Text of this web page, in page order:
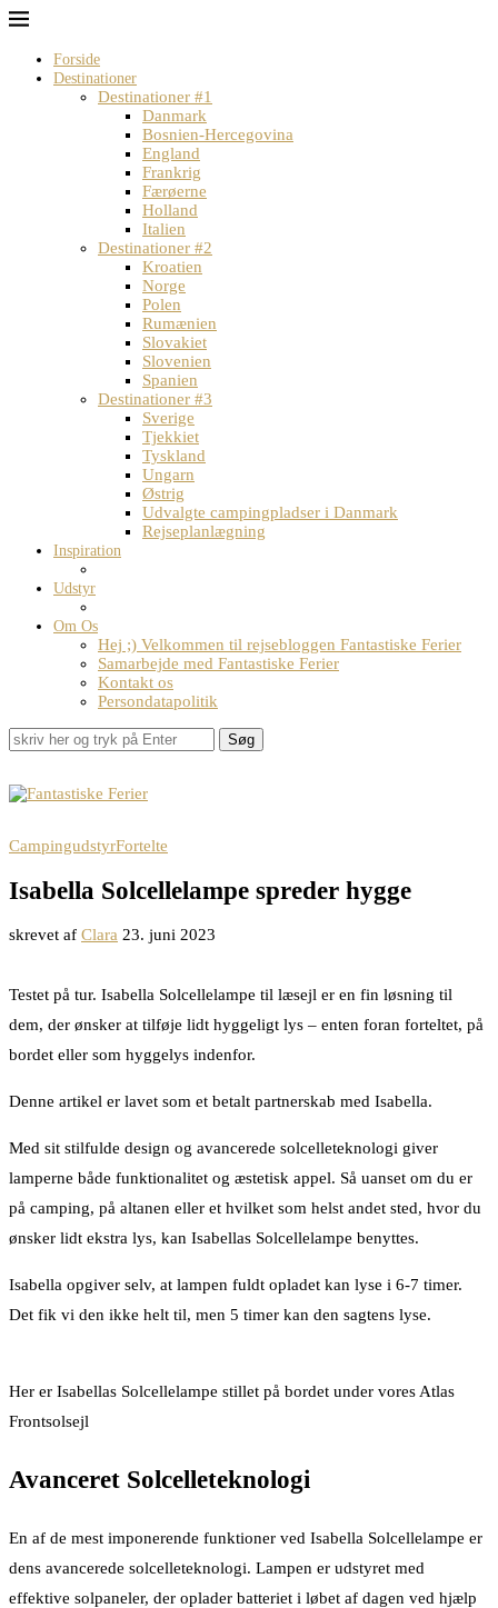
Forside
Destinationer
Destinationer #1
Danmark
Bosnien-Hercegovina
England
Frankrig
Færøerne
Holland
Italien
Destinationer #2
Kroatien
Norge
Polen
Rumænien
Slovakiet
Slovenien
Spanien
Destinationer #3
Sverige
Tjekkiet
Tyskland
Ungarn
Østrig
Udvalgte campingpladser i Danmark
Rejseplanlægning
Inspiration
Udstyr
Om Os
Hej ;) Velkommen til rejsebloggen Fantastiske Ferier
Samarbejde med Fantastiske Ferier
Kontakt os
Persondatapolitik
Søg
CampingudstyrFortelte
Isabella Solcellelampe spreder hygge
skrevet af Clara 23. juni 2023
Testet på tur. Isabella Solcellelampe til læsejl er en fin løsning til
dem, der ønsker at tilføje lidt hyggeligt lys – enten foran forteltet, på
bordet eller som hyggelys indenfor.
Denne artikel er lavet som et betalt partnerskab med Isabella.
Med sit stilfulde design og avancerede solcelleteknologi giver
lamperne både funktionalitet og æstetisk appel. Så uanset om du er
på camping, på altanen eller et hvilket som helst andet sted, hvor du
ønsker lidt ekstra lys, kan Isabellas Solcellelampe benyttes.
Isabella opgiver selv, at lampen fuldt opladet kan lyse i 6-7 timer.
Det fik vi den ikke helt til, men 5 timer kan den sagtens lyse.
Her er Isabellas Solcellelampe stillet på bordet under vores Atlas
Frontsolsejl
Avanceret Solcelleteknologi
En af de mest imponerende funktioner ved Isabella Solcellelampe er
dens avancerede solcelleteknologi. Lampen er udstyret med
effektive solpaneler, der oplader batteriet i løbet af dagen ved hjælp